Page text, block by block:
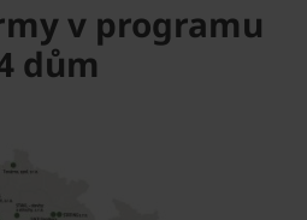
v programu
dům